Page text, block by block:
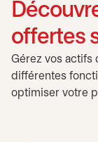
offertes
Gérez vos actifs
différentes
optimiser votre